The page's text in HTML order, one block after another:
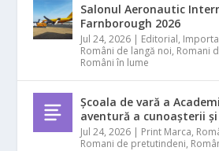
Salonul Aeronautic
Farnborough 2026
Jul 24, 2026 | Editorial,
Români de langă noi, Romani
Români în lume
Școala de vară a
aventură a cunoașterii
Jul 24, 2026 | Print Marca,
Romani de pretutindeni,